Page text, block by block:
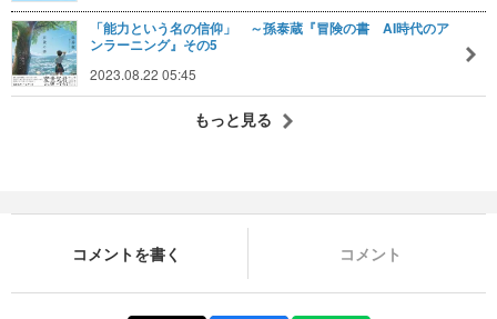
「能力という名の信仰」 ～孫泰蔵『冒険の書 AI時代のア
ンラーニング』その5
2023.08.22 05:45
もっと見る
コメントを書く コメント